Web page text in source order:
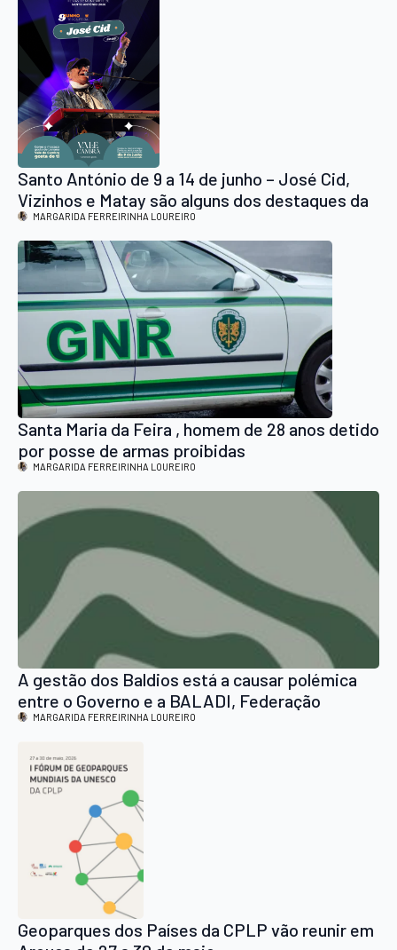
Santo António de 9 a 14 de junho – José Cid,
Vizinhos e Matay são alguns dos destaques da
festa em Vale de Cambra
MARGARIDA FERREIRINHA LOUREIRO
Santa Maria da Feira , homem de 28 anos detido
por posse de armas proibidas
MARGARIDA FERREIRINHA LOUREIRO
A gestão dos Baldios está a causar polémica
entre o Governo e a BALADI, Federação
Nacional dos Baldios
MARGARIDA FERREIRINHA LOUREIRO
Geoparques dos Países da CPLP vão reunir em